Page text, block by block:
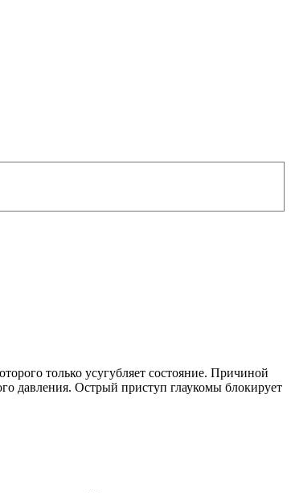
только усугубляет состояние. Причиной
давления. Острый приступ глаукомы блокирует